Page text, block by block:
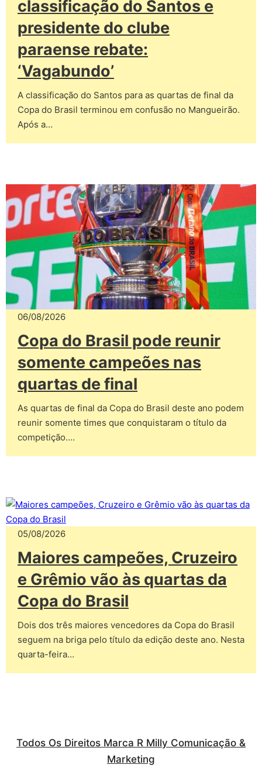
classificação do Santos e
presidente do clube
paraense rebate:
‘Vagabundo’
A classificação do Santos para as quartas de final da
Copa do Brasil terminou em confusão no Mangueirão.
Após a…
06/08/2026
Copa do Brasil pode reunir
somente campeões nas
quartas de final
As quartas de final da Copa do Brasil deste ano podem
reunir somente times que conquistaram o título da
competição.…
05/08/2026
Maiores campeões, Cruzeiro
e Grêmio vão às quartas da
Copa do Brasil
Dois dos três maiores vencedores da Copa do Brasil
seguem na briga pelo título da edição deste ano. Nesta
quarta-feira…
Todos Os Direitos Marca R Milly Comunicação &
Marketing